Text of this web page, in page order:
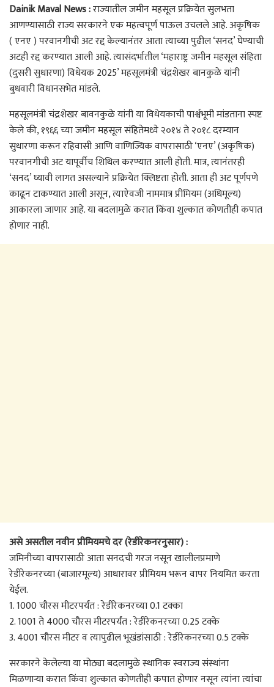
Dainik Maval News :राज्यातील जमीन महसूल प्रक्रियेत सुलभता
आणण्यासाठी राज्य सरकारने एक महत्वपूर्ण पाऊल उचलले आहे. अकृषिक
( एनए ) परवानगीची अट रद्द केल्यानंतर आता त्याच्या पुढील ‘सनद’ घेण्याची
अटही रद्द करण्यात आली आहे. त्यासंदर्भातील ‘महाराष्ट्र जमीन महसूल संहिता
(दुसरी सुधारणा) विधेयक 2025’ महसूलमंत्री चंद्रशेखर बानकुळे यांनी
बुधवारी विधानसभेत मांडले.
महसूलमंत्री चंद्रशेखर बावनकुळे यांनी या विधेयकाची पार्श्वभूमी मांडताना स्पष्ट
केले की, १९६६ च्या जमीन महसूल संहितेमध्ये २०१४ ते २०१८ दरम्यान
सुधारणा करून रहिवासी आणि वाणिज्यिक वापरासाठी ‘एनए’ (अकृषिक)
परवानगीची अट यापूर्वीच शिथिल करण्यात आली होती. मात्र, त्यानंतरही
‘सनद’ घ्यावी लागत असल्याने प्रक्रियेत क्लिष्टता होती. आता ही अट पूर्णपणे
काढून टाकण्यात आली असून, त्याऐवजी नाममात्र प्रीमियम (अधिमूल्य)
आकारला जाणार आहे. या बदलामुळे करात किंवा शुल्कात कोणतीही कपात
होणार नाही.
असे असतील नवीन प्रीमियमचे दर (रेडीरेकनरनुसार) :
जमिनीच्या वापरासाठी आता सनदची गरज नसून खालीलप्रमाणे
रेडीरेकनरच्या (बाजारमूल्य) आधारावर प्रीमियम भरून वापर नियमित करता
येईल.
1. 1000 चौरस मीटरपर्यंत : रेडीरेकनरच्या 0.1 टक्का
2. 1001 ते 4000 चौरस मीटरपर्यंत : रेडीरेकनरच्या 0.25 टक्के
3. 4001 चौरस मीटर व त्यापुढील भूखंडांसाठी : रेडीरेकनरच्या 0.5 टक्के
सरकारने केलेल्या या मोठ्या बदलामुळे स्थानिक स्वराज्य संस्थांना
मिळणाऱ्या करात किंवा शुल्कात कोणतीही कपात होणार नसून त्यांना त्यांचा